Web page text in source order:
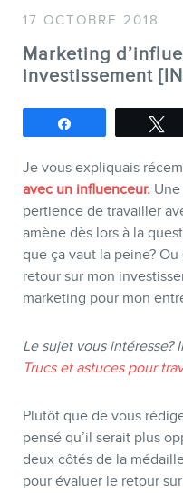
Audits web
17 OCTOBRE 2018
Marketing
investissement
Je vous expliquais
avec un influenceur.
pertience de travailler
amène dès lors à la
que ça vaut la peine?
retour sur mon
marketing pour mon
Le sujet vous intéresse?
Trucs et astuces pour
Plutôt que de vous
pensé qu’il serait plus
deux côtés de la
pour évaluer le retour